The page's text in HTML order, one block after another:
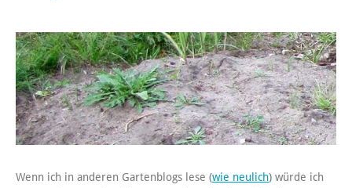
Wenn ich in anderen Gartenblogs lese (wie neulich) würde ich